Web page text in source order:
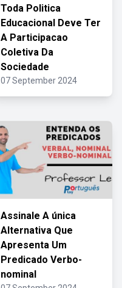
Toda Politica
Educacional Deve Ter
A Participacao
Coletiva Da
Sociedade
07 September 2024
Assinale A única
Alternativa Que
Apresenta Um
Predicado Verbo-
nominal